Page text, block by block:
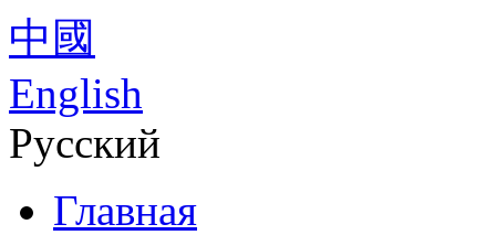
中國
English
Русский
Главная